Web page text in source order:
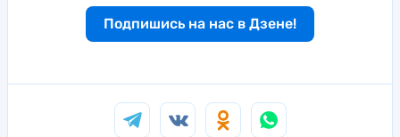
Подпишись на нас в Дзене!